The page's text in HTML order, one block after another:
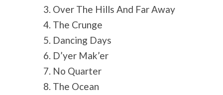
3. Over The Hills And Far Away
4. The Crunge
5. Dancing Days
6. D’yer Mak’er
7. No Quarter
8. The Ocean